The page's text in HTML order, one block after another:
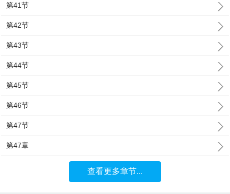
第41节
第42节
第43节
第44节
第45节
第46节
第47节
第47章
查看更多章节...